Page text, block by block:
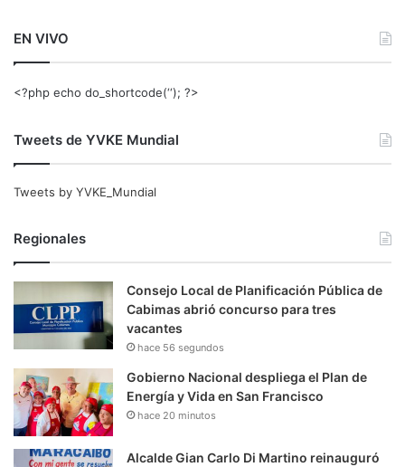
EN VIVO
<?php echo do_shortcode(‘‘); ?>
Tweets de YVKE Mundial
Tweets by YVKE_Mundial
Regionales
Consejo Local de Planificación Pública de
Cabimas abrió concurso para tres
vacantes
hace 56 segundos
Gobierno Nacional despliega el Plan de
Energía y Vida en San Francisco
hace 20 minutos
Alcalde Gian Carlo Di Martino reinauguró